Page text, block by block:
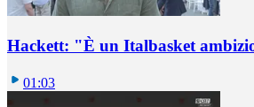
Hackett: "È un Italbasket
01:03